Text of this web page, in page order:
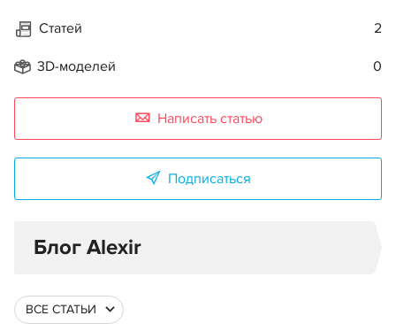
Статей 2
3D-моделей 0
Написать статью
Подписаться
Блог Alexir
ВСЕ СТАТЬИ